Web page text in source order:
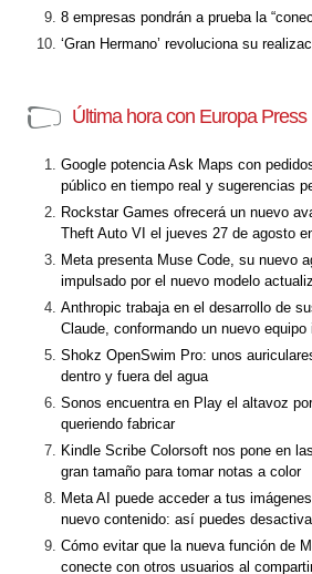
8 empresas pondrán a prueba la
‘Gran Hermano’ revoluciona su
Última hora con Europa Press
Google potencia Ask Maps con
público en tiempo real y sugerencias
Rockstar Games ofrecerá un nuevo
Theft Auto VI el jueves 27 de agosto
Meta presenta Muse Code, su nuevo
impulsado por el nuevo modelo
Anthropic trabaja en el desarrollo de
Claude, conformando un nuevo equipo
Shokz OpenSwim Pro: unos
dentro y fuera del agua
Sonos encuentra en Play el altavoz
queriendo fabricar
Kindle Scribe Colorsoft nos pone en
gran tamaño para tomar notas a color
Meta AI puede acceder a tus
nuevo contenido: así puedes
Cómo evitar que la nueva función de
conecte con otros usuarios al